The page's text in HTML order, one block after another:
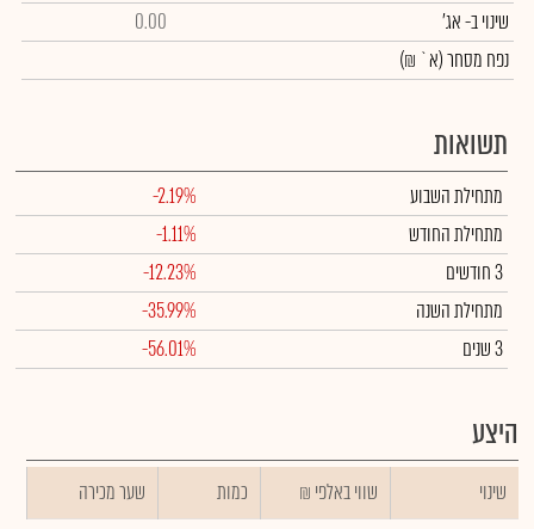
שינויב- אג'
0.00
נפח מסחר(א` ₪)
תשואות
מתחילת השבוע
-2.19%
מתחילת החודש
-1.11%
3 חודשים
-12.23%
מתחילת השנה
-35.99%
3 שנים
-56.01%
היצע
שינוי ₪ שווי באלפי כמות
שער מכירה